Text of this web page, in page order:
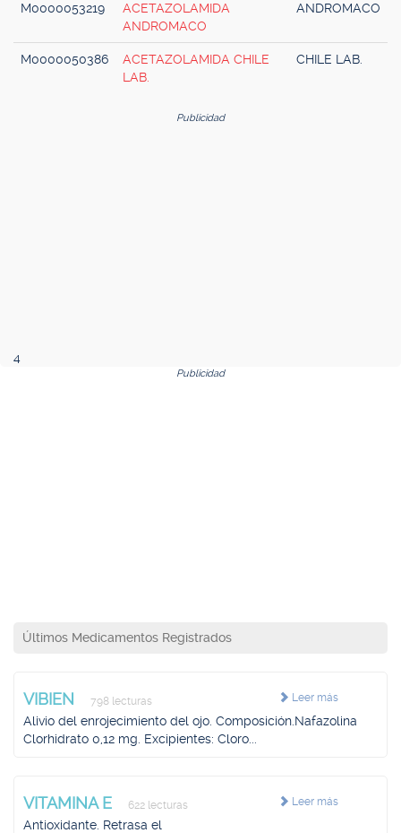
M0000053219
ACETAZOLAMIDA
ANDROMACO
ANDROMACO
M0000050386
ACETAZOLAMIDA CHILE
LAB.
CHILE LAB.
Publicidad
4
Publicidad
Últimos Medicamentos Registrados
Leer más
VIBIEN 798 lecturas
Alivio del enrojecimiento del ojo. Composición.Nafazolina
Clorhidrato 0,12 mg. Excipientes: Cloro...
Leer más
VITAMINA E 622 lecturas
Antioxidante. Retrasa el